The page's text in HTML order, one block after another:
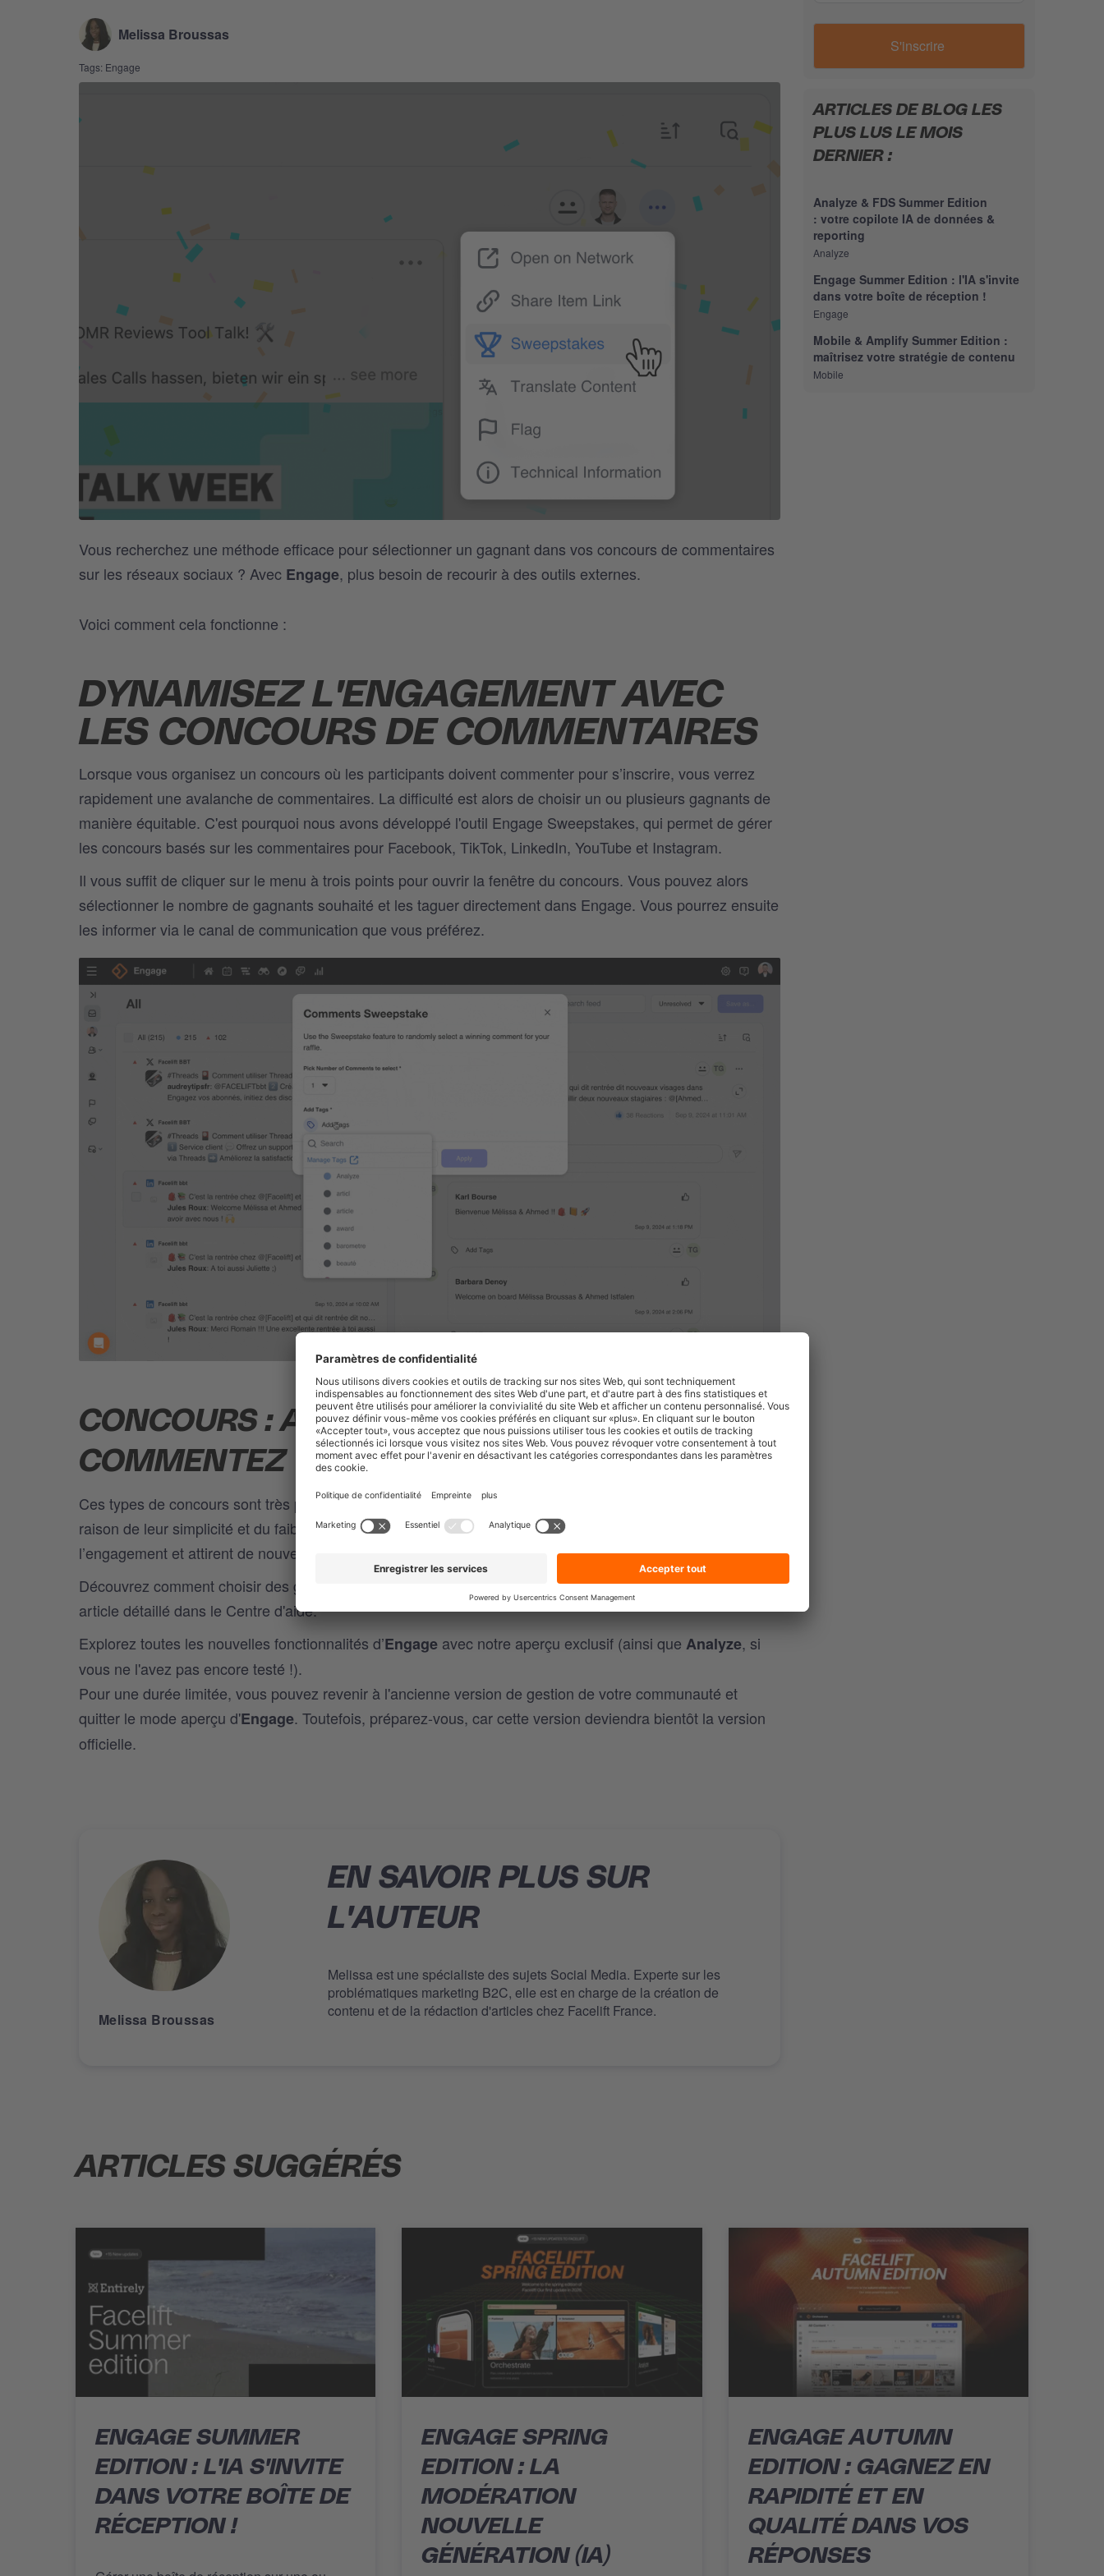
Melissa Broussas
Tags: Engage
Vous recherchez une méthode efficace pour sélectionner un gagnant dans vos concours de commentaires
sur les réseaux sociaux ? Avec Engage, plus besoin de recourir à des outils externes.
Voici comment cela fonctionne :
DYNAMISEZ L'ENGAGEMENT AVEC
LES CONCOURS DE COMMENTAIRES
Lorsque vous organisez un concours où les participants doivent commenter pour s’inscrire, vous verrez
rapidement une avalanche de commentaires. La difficulté est alors de choisir un ou plusieurs gagnants de
manière équitable. C'est pourquoi nous avons développé l'outil Engage Sweepstakes, qui permet de gérer
les concours basés sur les commentaires pour Facebook, TikTok, LinkedIn, YouTube et Instagram.
Il vous suffit de cliquer sur le menu à trois points pour ouvrir la fenêtre du concours. Vous pouvez alors
sélectionner le nombre de gagnants souhaité et les taguer directement dans Engage. Vous pourrez ensuite
les informer via le canal de communication que vous préférez.
CONCOURS : ABONNEZ-VOUS, AIMEZ ET
COMMENTEZ
Ces types de concours sont très populaires sur des plateformes comme Instagram,
raison de leur simplicité et du faible effort requis pour participer. Ils augmentent considérablement
l’engagement et attirent de nouveaux abonnés vers votre profil.
Découvrez comment choisir des gagnants aléatoires et les taguer pour les féliciter en consultant notre
article détaillé dans le Centre d'aide.
Explorez toutes les nouvelles fonctionnalités d’Engage avec notre aperçu exclusif (ainsi que Analyze, si
vous ne l'avez pas encore testé !).
Pour une durée limitée, vous pouvez revenir à l'ancienne version de gestion de votre communauté et
quitter le mode aperçu d'Engage. Toutefois, préparez-vous, car cette version deviendra bientôt la version
officielle.
Melissa Broussas
EN SAVOIR PLUS SUR
L'AUTEUR
Melissa est une spécialiste des sujets Social Media. Experte sur les
problématiques marketing B2C, elle est en charge de la création de
contenu et de la rédaction d'articles chez Facelift France.
ARTICLES DE BLOG LES
PLUS LUS LE MOIS
DERNIER :
Analyze & FDS Summer Edition
: votre copilote IA de données &
reporting
Analyze
Engage Summer Edition : l'IA s'invite
dans votre boîte de réception !
Engage
Mobile & Amplify Summer Edition :
maîtrisez votre stratégie de contenu
Mobile
ARTICLES SUGGÉRÉS
ENGAGE SUMMER
EDITION : L'IA S'INVITE
DANS VOTRE BOÎTE DE
RÉCEPTION !
ENGAGE SPRING
EDITION : LA
MODÉRATION
NOUVELLE
GÉNÉRATION (IA)
ENGAGE AUTUMN
EDITION : GAGNEZ EN
RAPIDITÉ ET EN
QUALITÉ DANS VOS
RÉPONSES